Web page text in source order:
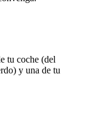
tu coche (del
y una de tu